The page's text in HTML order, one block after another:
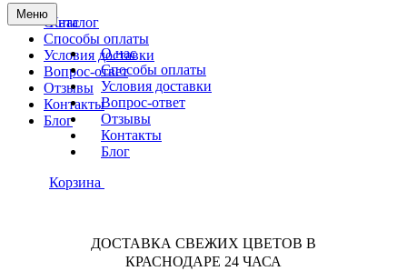
Меню
О нас
Способы оплаты
Условия доставки
Вопрос-ответ
Отзывы
Контакты
Блог
Каталог
О нас
Способы оплаты
Условия доставки
Вопрос-ответ
Отзывы
Контакты
Блог
Корзина
ДОСТАВКА СВЕЖИХ ЦВЕТОВ В
КРАСНОДАРЕ 24 ЧАСА